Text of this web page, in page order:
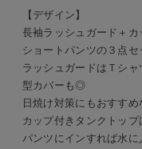
【デザイン】
長袖ラッシュガード＋
ショートパンツの３点セ
ラッシュガードはＴシ
型カバーも◎
日焼け対策にもおすすめ
カップ付きタンクトップ
パンツにインすれば水